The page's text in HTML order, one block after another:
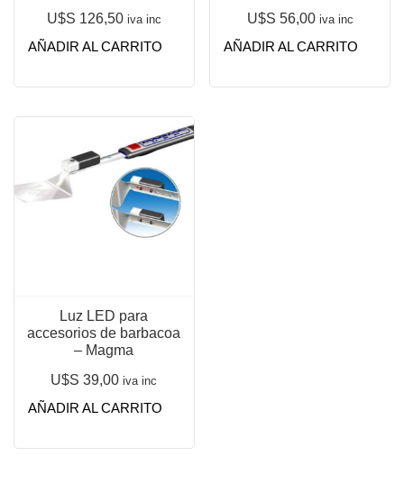
U$S 126,50 iva inc
AÑADIR AL CARRITO
U$S 56,00 iva inc
AÑADIR AL CARRITO
Luz LED para
accesorios de barbacoa
– Magma
U$S39,00 iva inc
AÑADIR AL CARRITO